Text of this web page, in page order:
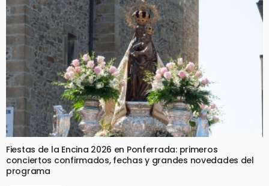
Fiestas de la Encina 2026 en Ponferrada: primeros
conciertos confirmados, fechas y grandes novedades del
programa